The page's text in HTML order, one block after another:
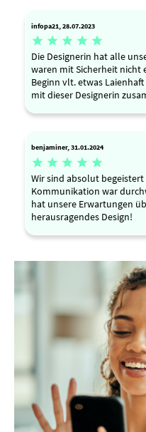
infopa21, 28.07.2023
    
Die Designerin hat alle
waren mit Sicherheit nicht
Beginn vlt. etwas
mit dieser Designerin
benjaminer, 31.01.2024
    
Wir sind absolut
Kommunikation war
hat unsere Erwartungen
herausragendes Design!